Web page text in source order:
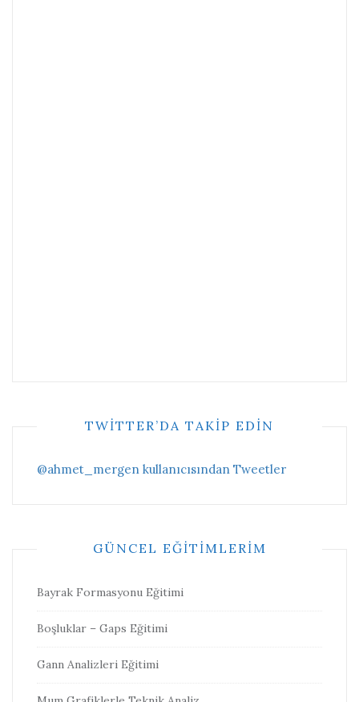
TWITTER’DA TAKIP EDIN
@ahmet_mergen kullanıcısından Tweetler
GÜNCEL EĞITIMLERIM
Bayrak Formasyonu Eğitimi
Boşluklar – Gaps Eğitimi
Gann Analizleri Eğitimi